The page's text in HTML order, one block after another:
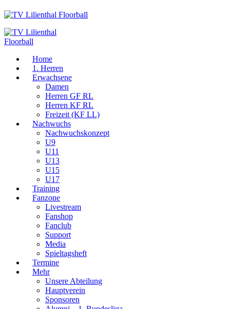
Home
1. Herren
Erwachsene
Damen
Herren GF RL
Herren KF RL
Freizeit (KF LL)
Nachwuchs
Nachwuchskonzept
U9
U11
U13
U15
U17
Training
Fanzone
Livestream
Fanshop
Fanclub
Support
Media
Spieltagsheft
Termine
Mehr
Unsere Abteilung
Hauptverein
Sponsoren